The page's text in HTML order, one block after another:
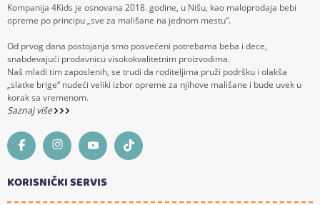
Kompanija 4Kids je osnovana 2018. godine, u Nišu, kao maloprodaja bebi
opreme po principu „sve za mališane na jednom mestu“.
Od prvog dana postojanja smo posvećeni potrebama beba i dece,
snabdevajući prodavnicu visokokvalitetnim proizvodima.
Naš mladi tim zaposlenih, se trudi da roditeljima pruži podršku i olakša
„slatke brige“ nudeći veliki izbor opreme za njihove mališane i bude uvek u
korak sa vremenom.
Saznaj više
KORISNIČKI SERVIS